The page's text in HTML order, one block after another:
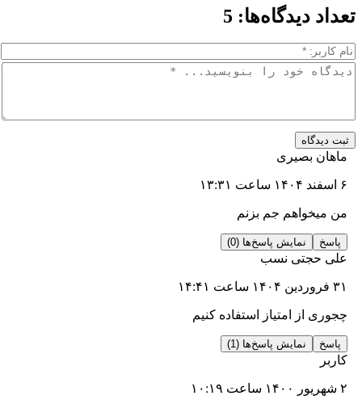
دیدگاه‌ها:5
جم بزنم
نمایش پاسخ‌ها (0)
نسب
امتیاز استفاده کنیم
نمایش پاسخ‌ها (1)